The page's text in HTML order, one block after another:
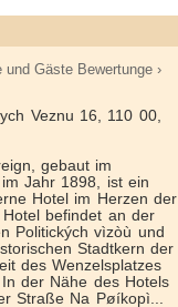
Gäste Bewertunge ›
Veznu 16, 110 00,
gebaut im
Jahr 1898, ist ein
Hotel im Herzen der
befindet an der
Politických vìzòù und
Stadtkern der
des Wenzelsplatzes
der Nähe des Hotels
Straße Na Pøíkopì...